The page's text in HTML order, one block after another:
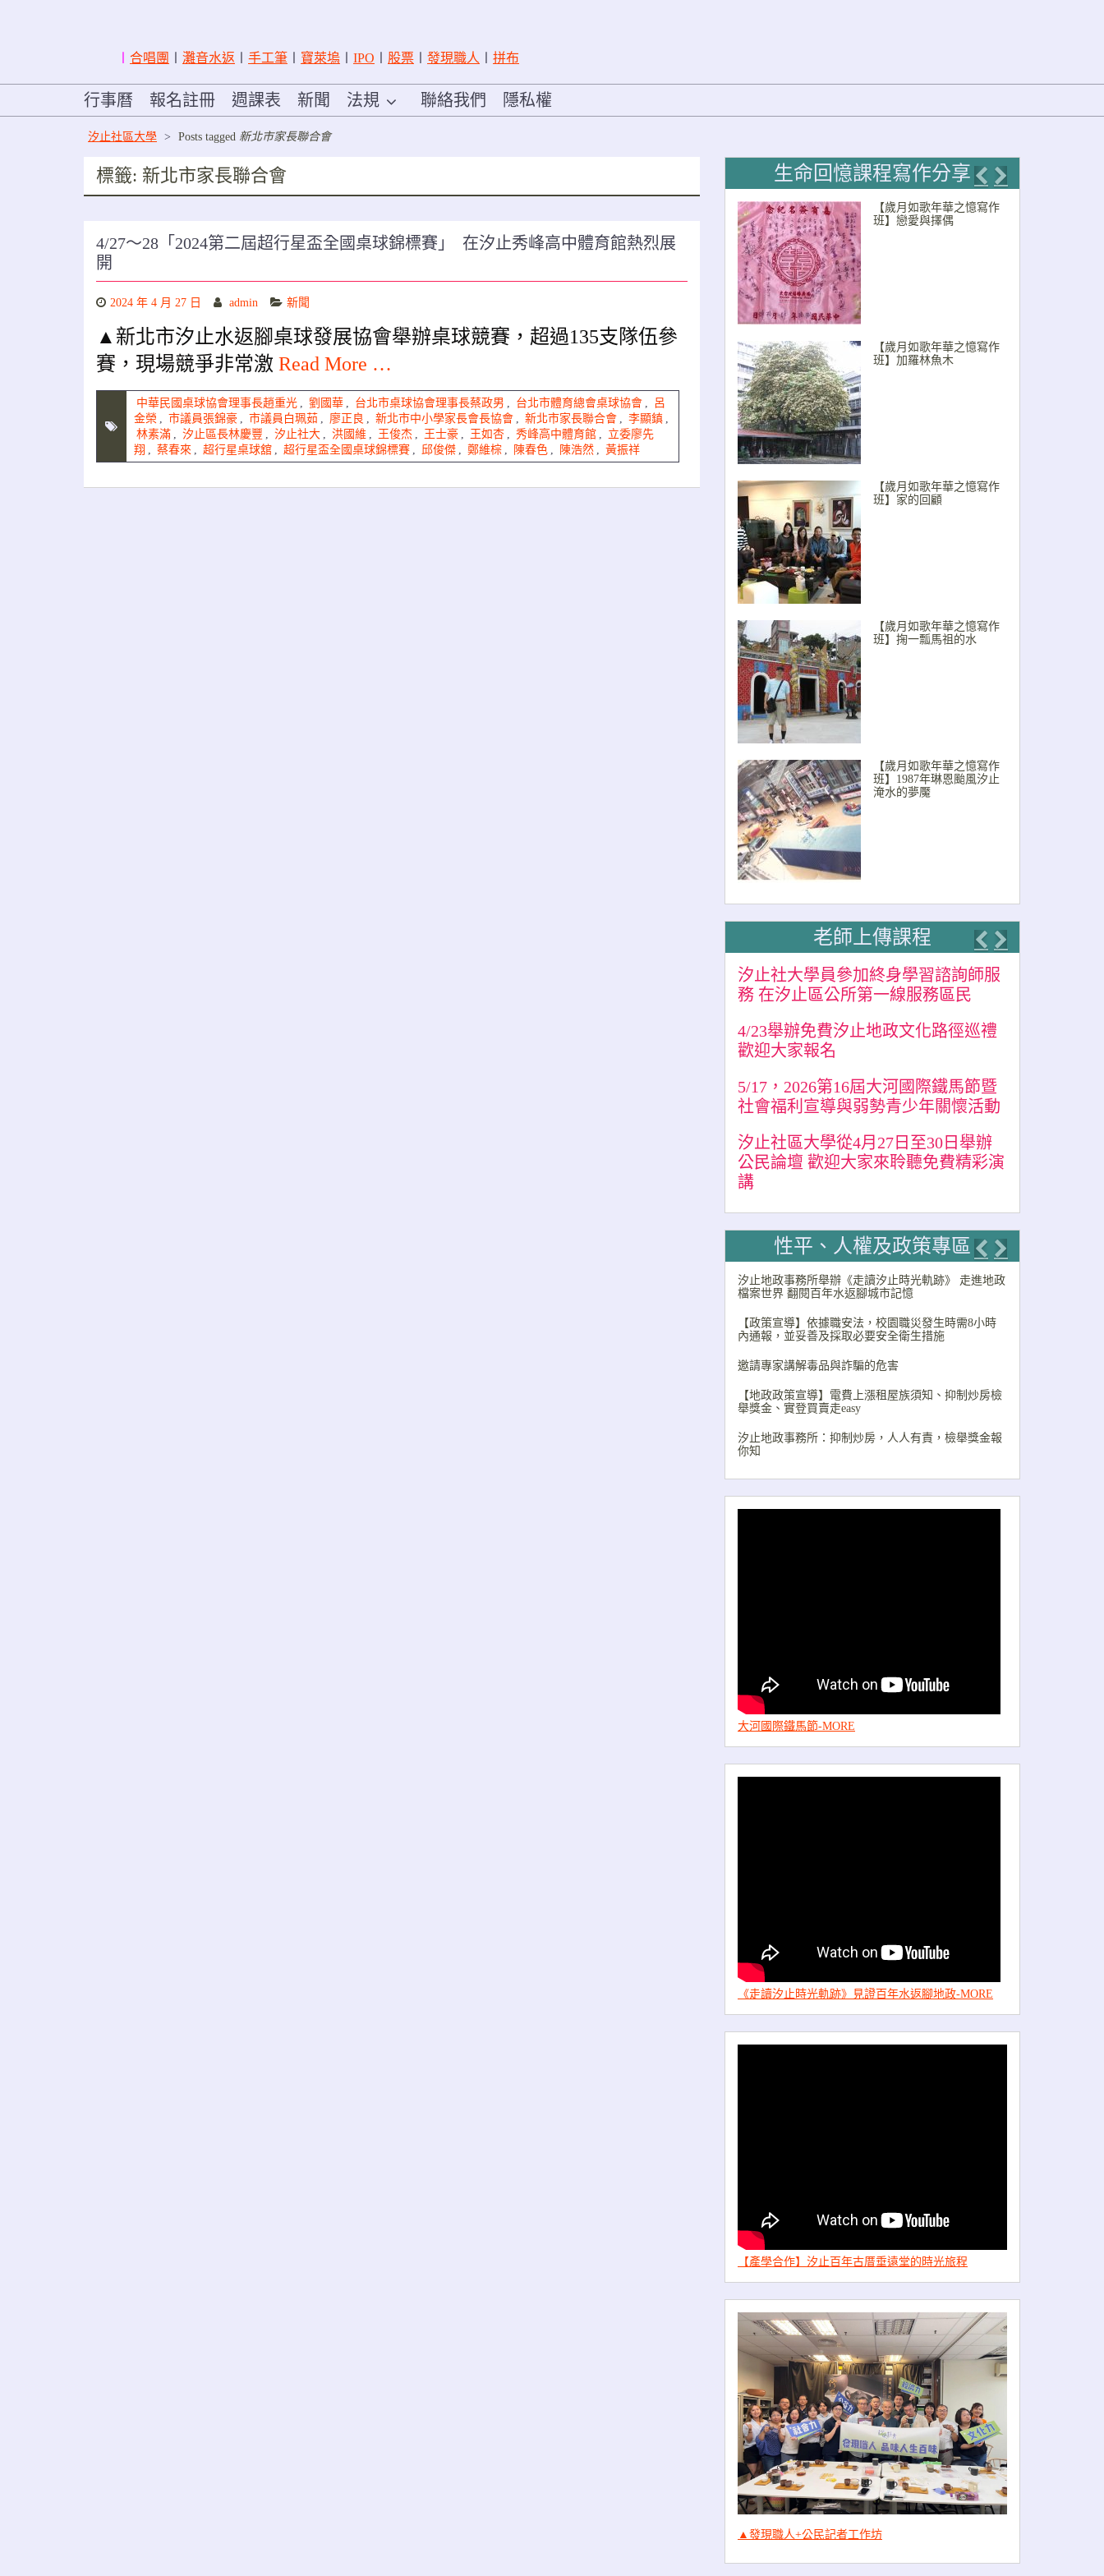
合唱團 灘音水返 手工筆 寶萊塢 IPO 股票 發現職人 拼布
行事曆 報名註冊 週課表 新聞 法規 聯絡我們 隱私權
汐止社區大學 > Posts tagged 新北市家長聯合會
標籤: 新北市家長聯合會
4/27～28「2024第二屆超行星盃全國桌球錦標賽」 在汐止秀峰高中體育館熱烈展
開
2024 年 4 月 27 日 admin 新聞
▲新北市汐止水返腳桌球發展協會舉辦桌球競賽，超過135支隊伍參
賽，現場競爭非常激 Read More …
中華民國桌球協會理事長趙重光 , 劉國華 , 台北市桌球協會理事長蔡政男 , 台北市體育總會桌球協會 , 呂
金榮 , 市議員張錦豪 , 市議員白珮茹 , 廖正良 , 新北市中小學家長會長協會 , 新北市家長聯合會 , 李顯鎮 ,
林素滿 , 汐止區長林慶豐 , 汐止社大 , 洪國維 , 王俊杰 , 王士豪 , 王如杏 , 秀峰高中體育館 , 立委廖先
翔 , 蔡春來 , 超行星桌球舘 , 超行星盃全國桌球錦標賽 , 邱俊傑 , 鄭維棕 , 陳春色 , 陳浩然 , 黃振祥
生命回憶課程寫作分享
Previous
Next
【歲月如歌年華之憶寫作
班】戀愛與擇偶
【歲月如歌年華之憶寫作
班】加羅林魚木
【歲月如歌年華之憶寫作
班】家的回顧
【歲月如歌年華之憶寫作
班】掬一瓢馬祖的水
【歲月如歌年華之憶寫作
班】1987年琳恩颱風汐止
淹水的夢魘
老師上傳課程
Previous
Next
汐止社大學員參加終身學習諮詢師服
務 在汐止區公所第一線服務區民
4/23舉辦免費汐止地政文化路徑巡禮
歡迎大家報名
5/17，2026第16屆大河國際鐵馬節暨
社會福利宣導與弱勢青少年關懷活動
汐止社區大學從4月27日至30日舉辦
公民論壇 歡迎大家來聆聽免費精彩演
講
性平、人權及政策專區
Previous
Next
汐止地政事務所舉辦《走讀汐止時光軌跡》 走進地政
檔案世界 翻閱百年水返腳城市記憶
【政策宣導】依據職安法，校園職災發生時需8小時
內通報，並妥善及採取必要安全衛生措施
邀請專家講解毒品與詐騙的危害
【地政政策宣導】電費上漲租屋族須知、抑制炒房檢
舉獎金、實登買賣走easy
汐止地政事務所：抑制炒房，人人有責，檢舉獎金報
你知
大河國際鐵馬節-MORE
《走讀汐止時光軌跡》見證百年水返腳地政-MORE
【產學合作】汐止百年古厝垂遠堂的時光旅程
▲發現職人+公民記者工作坊